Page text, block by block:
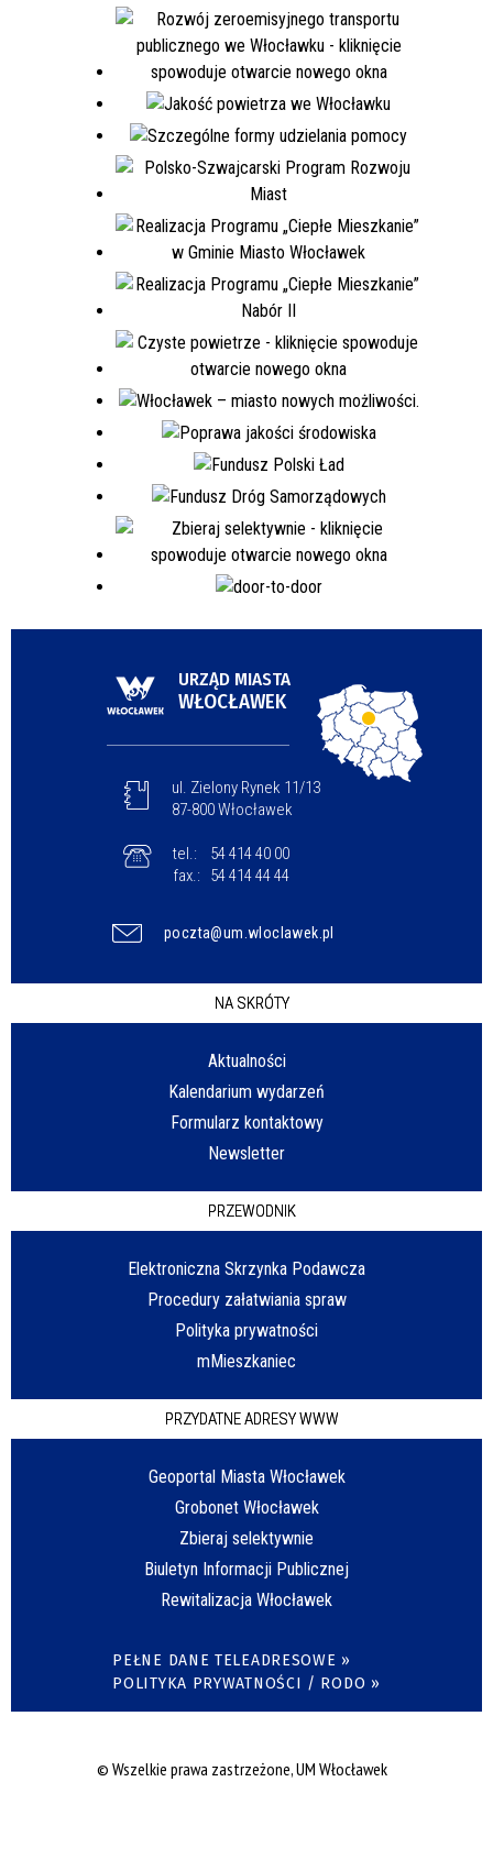
URZĄD MIASTA
WŁOCŁAWEK
ul. Zielony Rynek 11/13
87-800 Włocławek
tel.:
54 414 40 00
fax.:
54 414 44 44
poczta@um.wloclawek.pl
NA SKRÓTY
Aktualności
Kalendarium wydarzeń
Formularz kontaktowy
Newsletter
PRZEWODNIK
Elektroniczna Skrzynka Podawcza
Procedury załatwiania spraw
Polityka prywatności
mMieszkaniec
PRZYDATNE ADRESY WWW
Geoportal Miasta Włocławek
Grobonet Włocławek
Zbieraj selektywnie
Biuletyn Informacji Publicznej
Rewitalizacja Włocławek
PEŁNE DANE TELEADRESOWE »
POLITYKA PRYWATNOŚCI / RODO »
© Wszelkie prawa zastrzeżone, UM Włocławek